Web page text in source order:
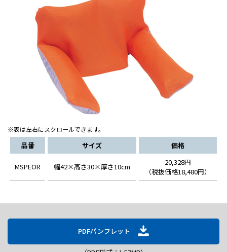
※表は左右にスクロールできます。
品番 サイズ 価格
MSPEOR 幅42×高さ30×厚さ10cm
20,328円
（税抜価格18,480円）
PDFパンフレット